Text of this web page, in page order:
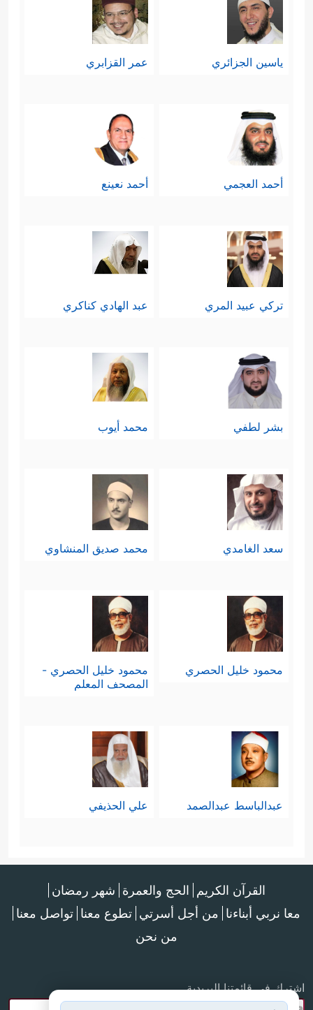
ياسين الجزائري عمر القزابري
أحمد العجمي أحمد نعينع
تركي عبيد المري عبد الهادي كناكري
بشر لطفي محمد أيوب
سعد الغامدي محمد صديق المنشاوي
محمود خليل الحصري
محمود خليل الحصري -
المصحف المعلم
عبدالباسط عبدالصمد علي الحذيفي
القرآن الكريم الحج والعمرة شهر رمضان
معا نربي أبناءنا من أجل أسرتي تطوع معنا تواصل معنا
من نحن
اشترك في قائمتنا البريدية